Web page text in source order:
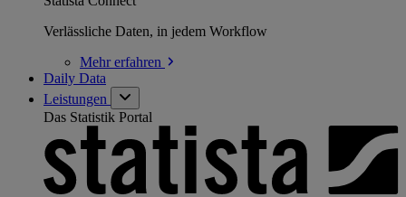
Verlässliche Daten, in jedem Workflow
Mehrerfahren
Daily Data
Leistungen
Das Statistik Portal